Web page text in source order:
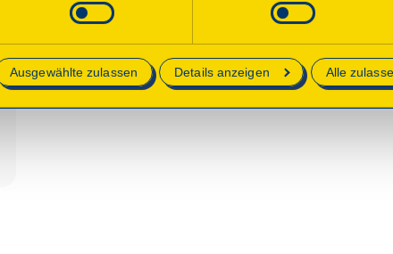
Ausgewählte zulassen Details anzeigen Alle
Das Kulturzentrum ist geöffnet und kann besichtigt
Anbindung ÖPNV rollstuhlgerecht